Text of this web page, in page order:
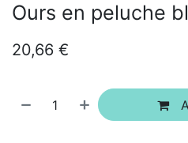
Ours en peluche
20,66 €